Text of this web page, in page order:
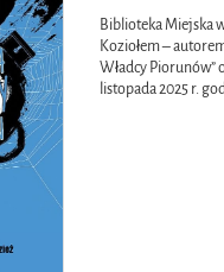
Biblioteka Miejska
Koziołem –
Władcy Piorunów”
listopada 2025 r.